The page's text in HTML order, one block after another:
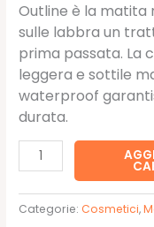
Outline è la matita
sulle labbra un
prima passata. La
leggera e sottile
waterproof
durata.
OUTLINE
WATERPROOF
LIP
PENCIL
Categorie:Cosmetici,